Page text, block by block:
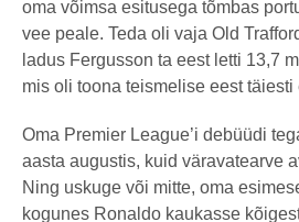
oma võimsa esitusega tõmbas
vee peale. Teda oli vaja Old
ladus Fergusson ta eest letti 13,7
mis oli toona teismelise eest täiesti
Oma Premier League’i debüüdi
aasta augustis, kuid väravatearve
Ning uskuge või mitte, oma
kogunes Ronaldo kaukasse